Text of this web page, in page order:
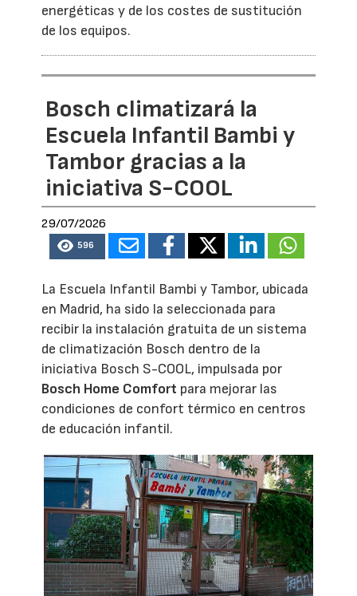
energéticas y de los costes de sustitución
de los equipos.
Bosch climatizará la
Escuela Infantil Bambi y
Tambor gracias a la
iniciativa S-COOL
29/07/2026
596
La Escuela Infantil Bambi y Tambor, ubicada
en Madrid, ha sido la seleccionada para
recibir la instalación gratuita de un sistema
de climatización Bosch dentro de la
iniciativa Bosch S-COOL, impulsada por
Bosch Home Comfort para mejorar las
condiciones de confort térmico en centros
de educación infantil.